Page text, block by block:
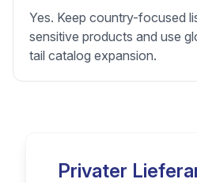
Yes. Keep country-focused
sensitive products and use
tail catalog expansion.
Privater